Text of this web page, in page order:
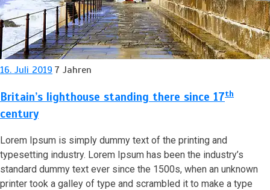
16. Juli 2019 7 Jahren
Britain’s lighthouse standing there since 17th
century
Lorem Ipsum is simply dummy text of the printing and
typesetting industry. Lorem Ipsum has been the industry’s
standard dummy text ever since the 1500s, when an unknown
printer took a galley of type and scrambled it to make a type